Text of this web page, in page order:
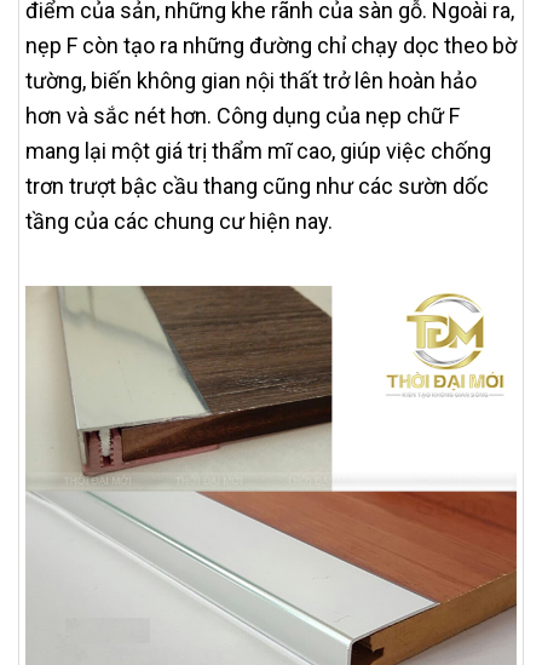
điểm của sản, những khe rãnh của sàn gỗ. Ngoài ra,
nẹp F còn tạo ra những đường chỉ chạy dọc theo bờ
tường, biến không gian nội thất trở lên hoàn hảo
hơn và sắc nét hơn. Công dụng của nẹp chữ F
mang lại một giá trị thẩm mĩ cao, giúp việc chống
trơn trượt bậc cầu thang cũng như các sườn dốc
tầng của các chung cư hiện nay.